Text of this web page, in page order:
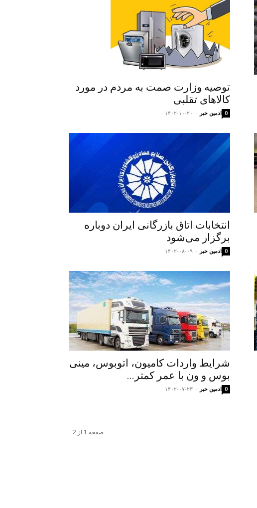
توصیه وزارت صمت به مردم در مورد
کالاهای تقلبی
ادمین خبر - ۱۴۰۲-۱۰-۲۰ 0
انتخابات اتاق بازرگانی ایران دوباره
برگزار می‌شود
ادمین خبر - ۱۴۰۲-۰۸-۰۹ 0
شرایط واردات کامیون، اتوبوس، مینی
بوس و ون با عمر کمتر...
ادمین خبر - ۱۴۰۲-۰۷-۲۳ 0
صفحه 1 از 2